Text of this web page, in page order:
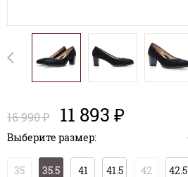
16 990 ₽ 11 893 ₽
Выберите размер:
35 35.5 41 41.5 42 42.5